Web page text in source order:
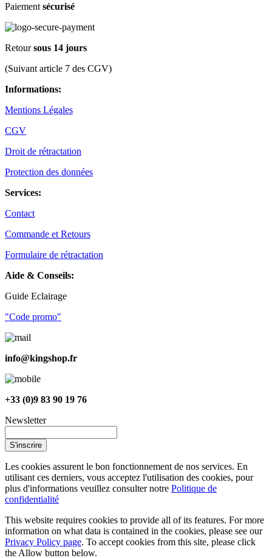
Paiement sécurisé
Retoursous 14 jours
(Suivant article 7 des CGV)
Informations:
Mentions Légales
CGV
Droit de rétractation
Protection des données
Services:
Contact
Commande et Retours
Formulaire de rétractation
Aide & Conseils:
Guide Eclairage
"Code promo"
info@kingshop.fr
+33 (0)9 83 90 19 76
Newsletter
S'inscrire
Les cookies assurent le bon fonctionnement de nos services. En
utilisant ces derniers, vous acceptez l'utilisation des cookies, pour
plus d'informations veuillez consulter notre Politique de
confidentialité
This website requires cookies to provide all of its features. For more
information on what data is contained in the cookies, please see our
Privacy Policy page. To accept cookies from this site, please click
the Allow button below.